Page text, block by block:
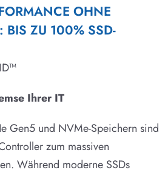
OHNE
BIS ZU 100% SSD-
Ihrer IT
Gen5 und NVMe-Speichern sind
zum massiven
Während moderne SSDs